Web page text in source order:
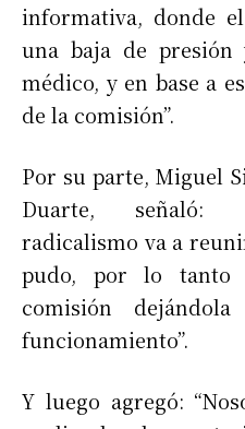
informativa, donde
una baja de
médico, y en base a
de la comisión”.
Por su parte, Miguel
Duarte, señaló:
radicalismo va a
pudo, por lo tanto
comisión
funcionamiento”.
Y luego agregó: